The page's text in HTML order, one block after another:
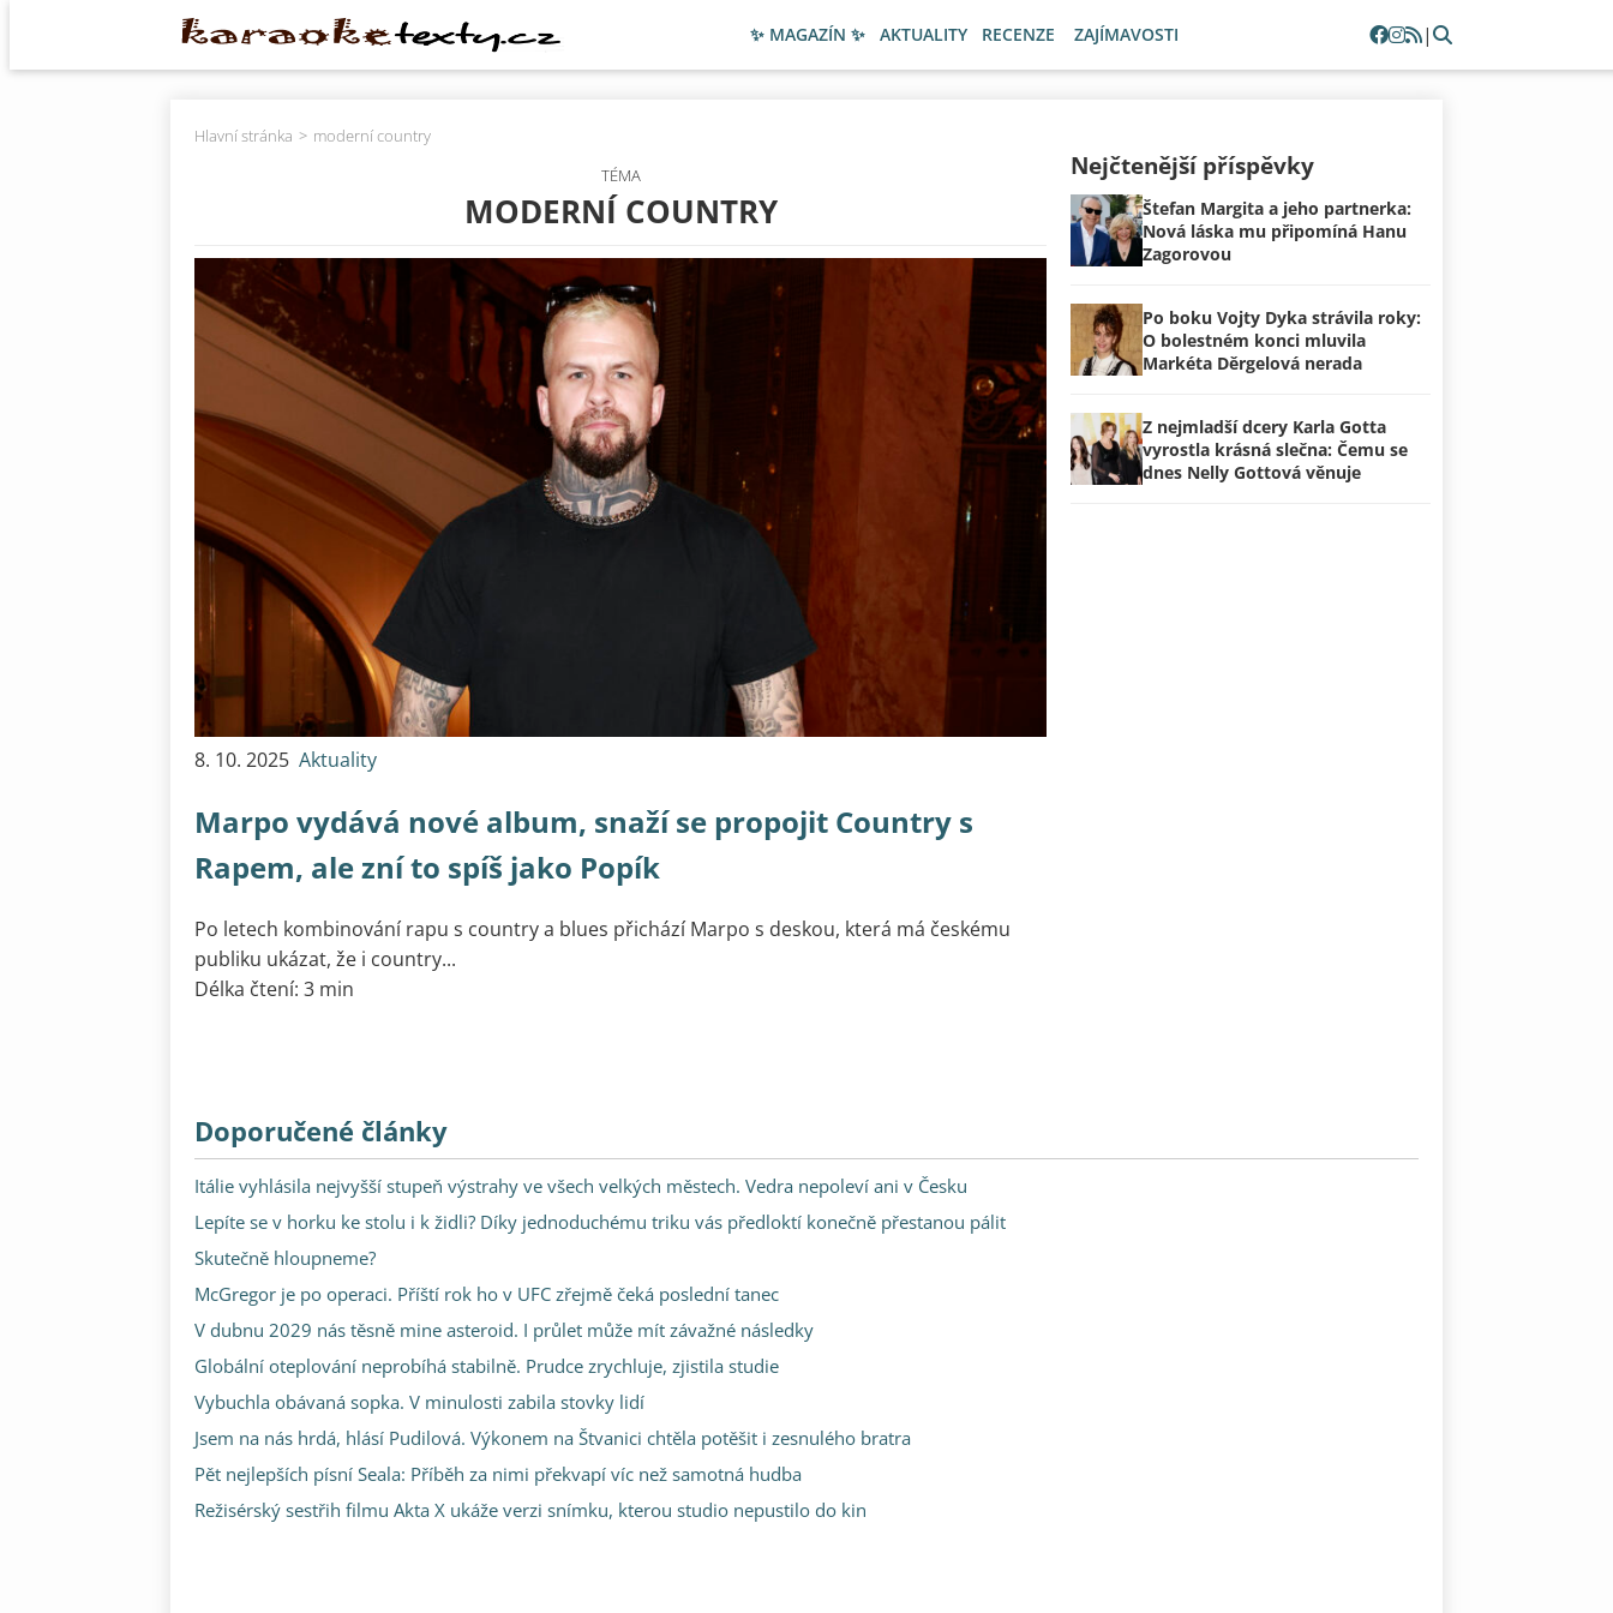
✨ MAGAZÍN ✨ AKTUALITY RECENZE ZAJÍMAVOSTI |
Hlavní stránka
moderní country
TÉMA
MODERNÍ COUNTRY
8. 10. 2025 Aktuality
Marpo vydává nové album, snaží se propojit Country s
Rapem, ale zní to spíš jako Popík
Po letech kombinování rapu s country a blues přichází Marpo s deskou, která má českému
publiku ukázat, že i country...
Délka čtení: 3 min
Nejčtenější příspěvky
Štefan Margita a jeho partnerka:
Nová láska mu připomíná Hanu
Zagorovou
Po boku Vojty Dyka strávila roky:
O bolestném konci mluvila
Markéta Děrgelová nerada
Z nejmladší dcery Karla Gotta
vyrostla krásná slečna: Čemu se
dnes Nelly Gottová věnuje
Doporučené články
Itálie vyhlásila nejvyšší stupeň výstrahy ve všech velkých městech. Vedra nepoleví ani v Česku
Lepíte se v horku ke stolu i k židli? Díky jednoduchému triku vás předloktí konečně přestanou pálit
Skutečně hloupneme?
McGregor je po operaci. Příští rok ho v UFC zřejmě čeká poslední tanec
V dubnu 2029 nás těsně mine asteroid. I průlet může mít závažné následky
Globální oteplování neprobíhá stabilně. Prudce zrychluje, zjistila studie
Vybuchla obávaná sopka. V minulosti zabila stovky lidí
Jsem na nás hrdá, hlásí Pudilová. Výkonem na Štvanici chtěla potěšit i zesnulého bratra
Pět nejlepších písní Seala: Příběh za nimi překvapí víc než samotná hudba
Režisérský sestřih filmu Akta X ukáže verzi snímku, kterou studio nepustilo do kin